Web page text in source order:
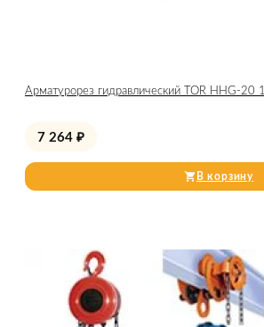
Арматурорез гидравлический TOR HHG-20
7 264 ₽
В корзину